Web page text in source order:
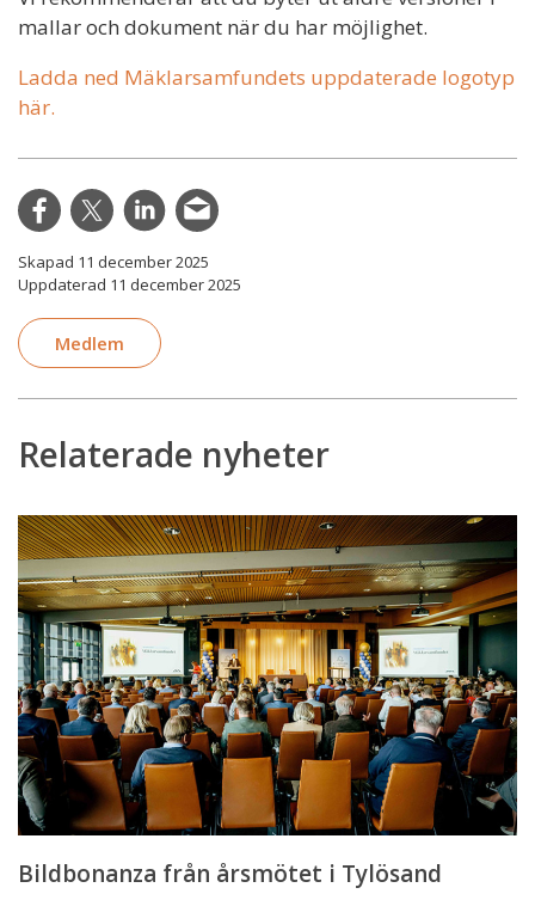
mallar och dokument när du har möjlighet.
Ladda ned Mäklarsamfundets uppdaterade logotyp
här.
Skapad 11 december 2025
Uppdaterad 11 december 2025
Medlem
Relaterade nyheter
Bildbonanza
från
årsmötet
Tylösand
Bildbonanza från årsmötet i Tylösand